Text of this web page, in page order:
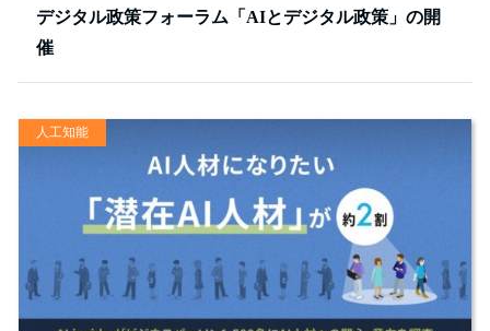
デジタル政策フォーラム「AIとデジタル政策」の開
催
人工知能